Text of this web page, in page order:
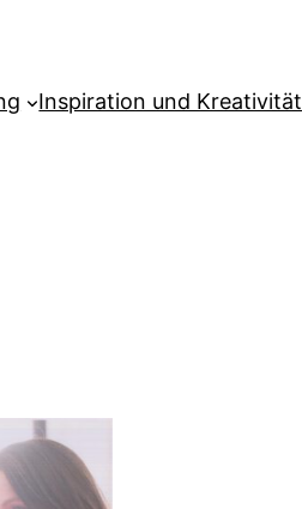
Inspiration und Kreativität